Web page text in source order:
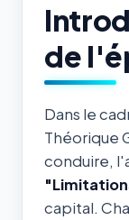
de
Dans le
Théorique
conduire,
capital.